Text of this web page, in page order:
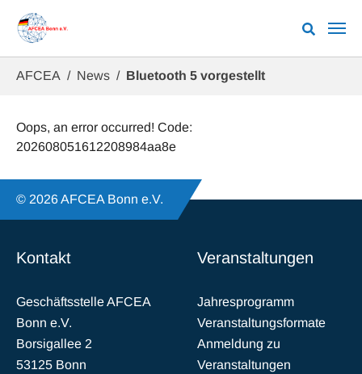
AFCEA News Bluetooth 5 vorgestellt
Oops, an error occurred! Code:
202608051612208984aa8e
© 2026 AFCEA Bonn e.V.
Kontakt
Geschäftsstelle AFCEA
Bonn e.V.
Borsigallee 2
53125 Bonn
Veranstaltungen
Jahresprogramm
Veranstaltungsformate
Anmeldung zu
Veranstaltungen